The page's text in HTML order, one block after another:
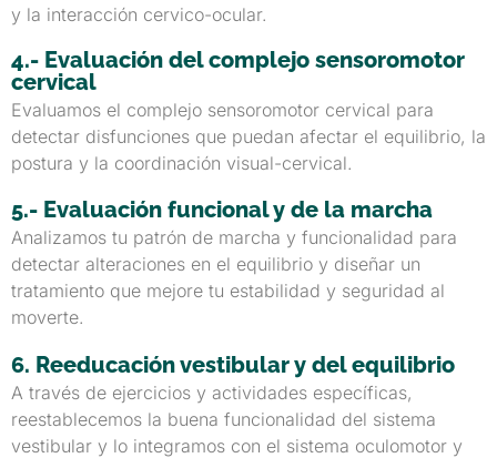
y la interacción cervico-ocular.
4.- Evaluación del complejo sensoromotor
cervical
Evaluamos el complejo sensoromotor cervical para
detectar disfunciones que puedan afectar el equilibrio, la
postura y la coordinación visual-cervical.
5.- Evaluación funcional y de la marcha
Analizamos tu patrón de marcha y funcionalidad para
detectar alteraciones en el equilibrio y diseñar un
tratamiento que mejore tu estabilidad y seguridad al
moverte.
6. Reeducación vestibular y del equilibrio
A través de ejercicios y actividades específicas,
reestablecemos la buena funcionalidad del sistema
vestibular y lo integramos con el sistema oculomotor y